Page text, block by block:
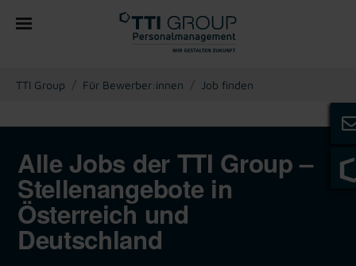
You are here:
TTI Group Für Bewerber:innen Job finden
Alle Jobs der TTI Group –
Stellenangebote in
Österreich und
Deutschland